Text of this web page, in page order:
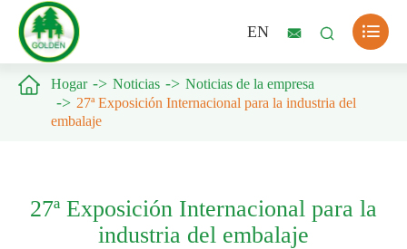
EN   
 Hogar Noticias
Noticias de la empresa
27ª Exposición Internacional para la industria del
embalaje
27ª Exposición Internacional para la
industria del embalaje